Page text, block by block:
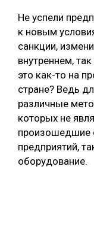
Не успели
к новым
санкции,
внутреннем,
это как-то на
стране? Ведь
различные
которых не
произошедшие
предприятий,
оборудование.